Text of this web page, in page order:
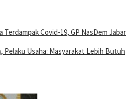
Terdampak Covid-19, GP NasDem Jabar
Pelaku Usaha: Masyarakat Lebih Butuh